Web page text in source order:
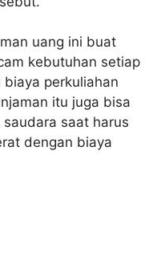
uang ini buat
kebutuhan setiap
perkuliahan
itu juga bisa
saat harus
dengan biaya